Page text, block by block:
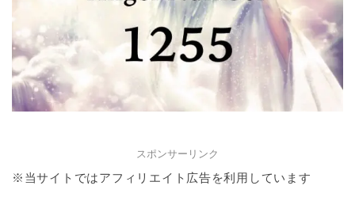
スポンサーリンク
※当サイトではアフィリエイト広告を利用しています